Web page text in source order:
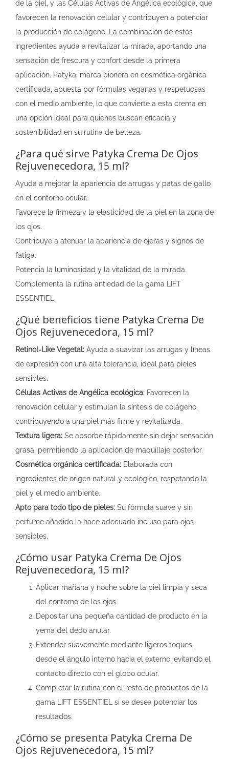
de la piel, y las Células Activas de Angélica ecológica, que
favorecen la renovación celular y contribuyen a potenciar
la producción de colágeno. La combinación de estos
ingredientes ayuda a revitalizar la mirada, aportando una
sensación de frescura y confort desde la primera
aplicación. Patyka, marca pionera en cosmética orgánica
certificada, apuesta por fórmulas veganas y respetuosas
con el medio ambiente, lo que convierte a esta crema en
una opción ideal para quienes buscan eficacia y
sostenibilidad en su rutina de belleza.
¿Para qué sirve Patyka Crema De Ojos
Rejuvenecedora, 15 ml?
Ayuda a mejorar la apariencia de arrugas y patas de gallo
en el contorno ocular.
Favorece la firmeza y la elasticidad de la piel en la zona de
los ojos.
Contribuye a atenuar la apariencia de ojeras y signos de
fatiga.
Potencia la luminosidad y la vitalidad de la mirada.
Complementa la rutina antiedad de la gama LIFT
ESSENTIEL.
¿Qué beneficios tiene Patyka Crema De
Ojos Rejuvenecedora, 15 ml?
Retinol-Like Vegetal: Ayuda a suavizar las arrugas y líneas
de expresión con una alta tolerancia, ideal para pieles
sensibles.
Células Activas de Angélica ecológica: Favorecen la
renovación celular y estimulan la síntesis de colágeno,
contribuyendo a una piel más firme y revitalizada.
Textura ligera: Se absorbe rápidamente sin dejar sensación
grasa, permitiendo la aplicación de maquillaje posterior.
Cosmética orgánica certificada: Elaborada con
ingredientes de origen natural y ecológico, respetando la
piel y el medio ambiente.
Apto para todo tipo de pieles: Su fórmula suave y sin
perfume añadido la hace adecuada incluso para ojos
sensibles.
¿Cómo usar Patyka Crema De Ojos
Rejuvenecedora, 15 ml?
Aplicar mañana y noche sobre la piel limpia y seca
del contorno de los ojos.
Depositar una pequeña cantidad de producto en la
yema del dedo anular.
Extender suavemente mediante ligeros toques,
desde el ángulo interno hacia el externo, evitando el
contacto directo con el globo ocular.
Completar la rutina con el resto de productos de la
gama LIFT ESSENTIEL si se desea potenciar los
resultados.
¿Cómo se presenta Patyka Crema De
Ojos Rejuvenecedora, 15 ml?